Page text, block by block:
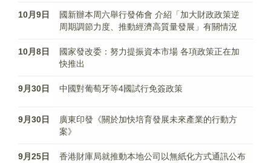
10月9日
國新辦本周六舉行發佈會 介紹「加大財政政策逆
周期調節力度、推動經濟高質量發展」有關情況
10月8日
國家發改委：努力提振資本市場 各項政策正在加
快推出
9月30日 中國對葡萄牙等4國試行免簽政策
9月30日
廣東印發《關於加快培育發展未來產業的行動方
案》
9月25日
香港​財庫局就推動本地公司以無紙化方式通訊公布